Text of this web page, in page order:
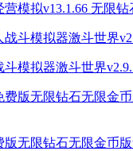
模拟v13.1.66 无限钻
斗模拟器激斗世界
版无限钻石无限金币